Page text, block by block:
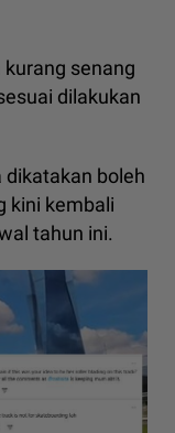
senang
dilakukan
boleh
kini kembali
tahun ini.